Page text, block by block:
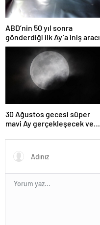
ABD’nin 50 yıl sonra
gönderdiği ilk Ay’a iniş aracı
Peregrine atmosferde
yanarak denize düştü
30 Ağustos gecesi süper
mavi Ay gerçekleşecek ve
olacak